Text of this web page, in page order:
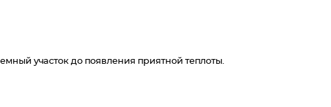
участок до появления приятной теплоты.